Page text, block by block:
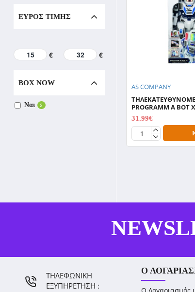
ΕΎΡΟΣ ΤΙΜΉΣ
€ €
BOX NOW
Ναι 2
AS COMPANY
PROGRAMM A BOT
31.99€
ΤΗΛΕΦΩΝΙΚΗ
ΕΞΥΠΗΡΕΤΗΣΗ :
Ο